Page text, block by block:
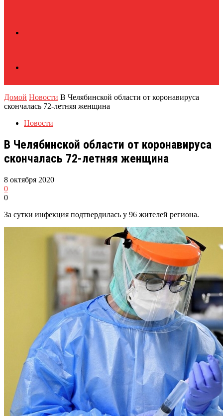
Домой Новости В Челябинской области от коронавируса
скончалась 72-летняя женщина
Новости
В Челябинской области от коронавируса
скончалась 72-летняя женщина
8 октября 2020
0
0
За сутки инфекция подтвердилась у 96 жителей региона.